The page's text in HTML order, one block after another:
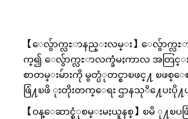
【ေလွ်ာက္လႊာနည္းလမ္း】ေလွ်ာက္လ
က္၍ ေလွ်ာက္လႊာလက္ခံမႈကာလ အတြင္း
စာတမ္းမ်ားကို မွတ္ပံုတင္စာၿဖင္႔ ၿဖစ္
ဖြံ႔ၿဖိ ုးတိုးတက္ေရး ဌာနသုိ႔ေပးပို႔ပ
【ဝန္ေဆာင္စံုစမ္းမႈယူနစ္】ၿမိ ု႔ၿပဖ